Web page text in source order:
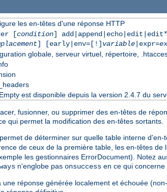
les en-têtes d'une réponse HTTP
[condition]
] [early|env=[!] variable|expr=
globale, serveur virtuel, répertoire,
est disponible depuis la version 2.4.7 du
fusionner, ou supprimer des en-têtes de
qui permet la modification des en-têtes sortants.
permet de déterminer sur quelle table interne
de ceux de la première table, les en-têtes
les gestionnaires ErrorDocument). Notez
n'englobe pas onsuccess en ce qui
une réponse générée localement et échouée